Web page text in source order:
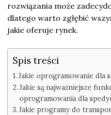
rozwiązania może
dlatego warto zgłębić
jakie oferuje rynek.
Spis treści
Jakie oprogramowanie dla
Jakie są najważniejsze
oprogramowania dla
Jakie programy do